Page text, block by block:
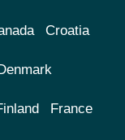
Croatia
Denmark
France